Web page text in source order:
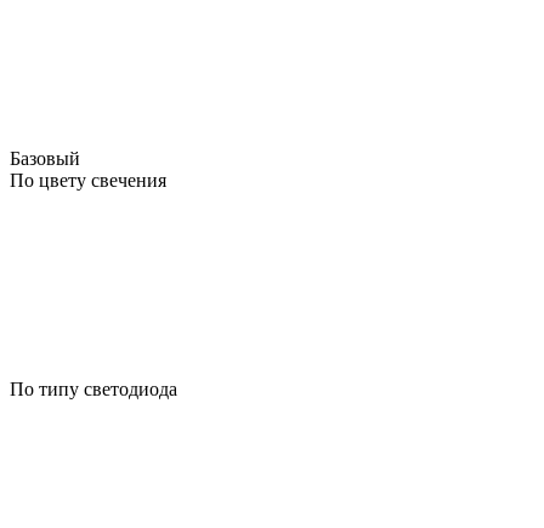
Базовый
По цвету свечения
По типу светодиода